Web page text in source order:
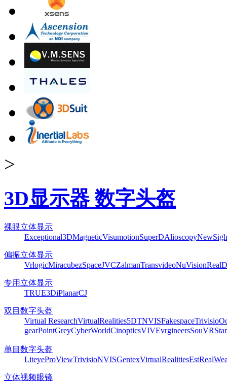
>
3D显示器 数字头盔
裸眼立体显示
Exceptional3DMagneticVisumotionSuperDAlioscopy
偏振立体显示
VrlogicMiracubezSpaceJVCZalmanTransvideoNuVisionRealD
专用立体显示
TRUE3DiPlanarCJ
双目数字头盔
Virtual ResearchVirtualRealities5DTNVISFakespaceTrivisio
gearPointGreyCyberWorldCinopticsVIVEvrgineersSouVR
单目数字头盔
LiteyeProViewTrivisioNVISGentexVirtualRealitiesEst
立体视频眼镜